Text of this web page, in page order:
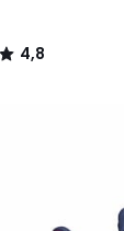
4,8
/